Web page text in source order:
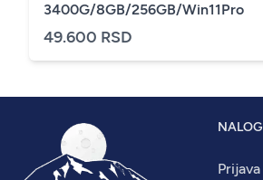
3400G/8GB/256GB/Win11Pro
49.600 RSD
NALOG
Prijava